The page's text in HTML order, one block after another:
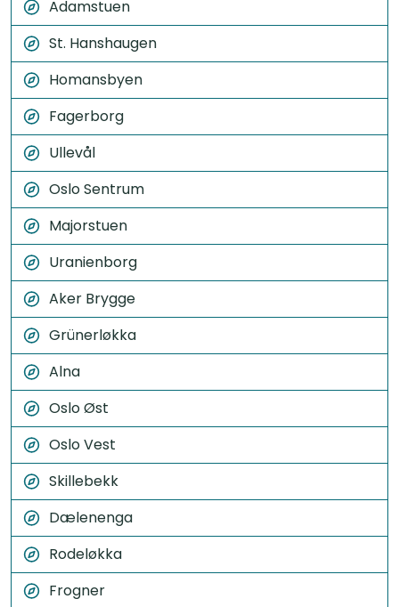
Adamstuen
St. Hanshaugen
Homansbyen
Fagerborg
Ullevål
Oslo Sentrum
Majorstuen
Uranienborg
Aker Brygge
Grünerløkka
Alna
Oslo Øst
Oslo Vest
Skillebekk
Dælenenga
Rodeløkka
Frogner